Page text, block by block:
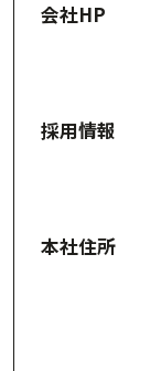
会社HP
採用情報
本社住所